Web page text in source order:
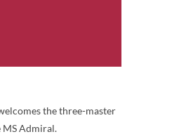
the three-master
MS Admiral.